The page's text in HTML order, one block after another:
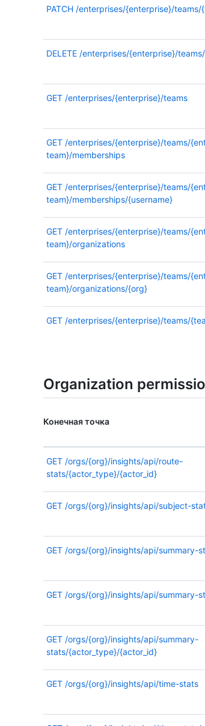
PATCH /enterprises/{enterprise}/teams/
DELETE /enterprises/{enterprise}/
GET /enterprises/{enterprise}/teams
GET /enterprises/{enterprise}/teams/
team}/memberships
GET /enterprises/{enterprise}/teams/
team}/memberships/{username}
GET /enterprises/{enterprise}/teams/
team}/organizations
GET /enterprises/{enterprise}/teams/
team}/organizations/{org}
GET /enterprises/{enterprise}/teams/
Organization
Конечная точка
GET /orgs/{org}/insights/api/route-
stats/{actor_type}/{actor_id}
GET /orgs/{org}/insights/api/subject-
GET /orgs/{org}/insights/api/summary-
GET /orgs/{org}/insights/api/summary-
GET /orgs/{org}/insights/api/summary-
stats/{actor_type}/{actor_id}
GET /orgs/{org}/insights/api/time-stats